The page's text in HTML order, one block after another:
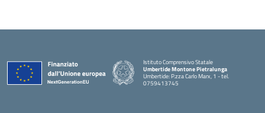
Istituto Comprensivo Statale
Umbertide Montone Pietralunga
Umbertide: P.zza Carlo Marx, 1 - tel.
0759413745